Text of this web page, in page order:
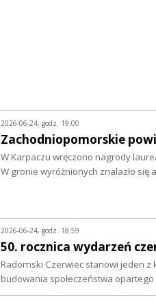
2026-06-24, godz. 19:00
Zachodniopomorskie
W Karpaczu wręczono nagrody
W gronie wyróżnionych znalazło się
2026-06-24, godz. 18:59
50. rocznica wydarzeń
Radomski Czerwiec stanowi jeden
budowania społeczeństwa